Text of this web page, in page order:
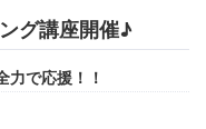
グ講座開催♪
力で応援！！